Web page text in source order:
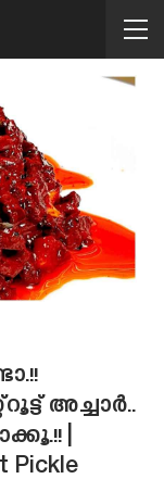
അച്ചാർ..
|
Pickle